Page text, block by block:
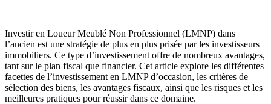
Investir en Loueur Meublé Non Professionnel (LMNP) dans
l’ancien est une stratégie de plus en plus prisée par les investisseurs
immobiliers. Ce type d’investissement offre de nombreux avantages,
tant sur le plan fiscal que financier. Cet article explore les différentes
facettes de l’investissement en LMNP d’occasion, les critères de
sélection des biens, les avantages fiscaux, ainsi que les risques et les
meilleures pratiques pour réussir dans ce domaine.